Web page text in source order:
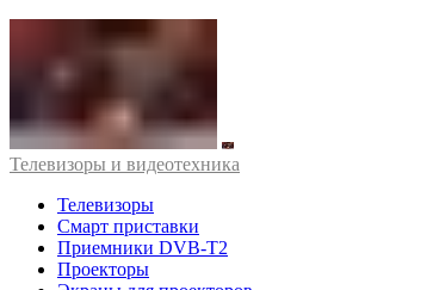
Телевизоры и видеотехника
Телевизоры
Смарт приставки
Приемники DVB-T2
Проекторы